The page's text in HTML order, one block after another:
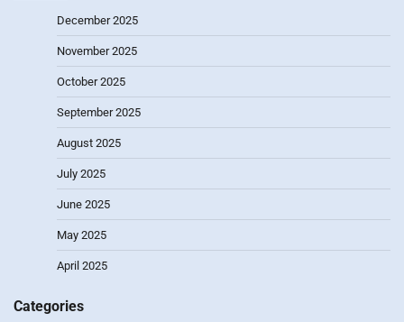
December 2025
November 2025
October 2025
September 2025
August 2025
July 2025
June 2025
May 2025
April 2025
Categories